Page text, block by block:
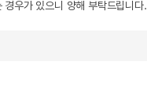
우가 있으니 양해 부탁드립니다.